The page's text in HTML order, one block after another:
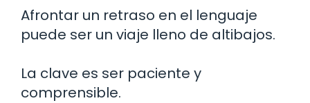
Afrontar un retraso en el lenguaje
puede ser un viaje lleno de altibajos.
La clave es ser paciente y
comprensible.